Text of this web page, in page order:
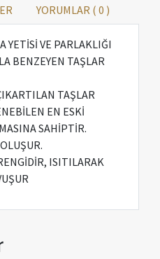
YORUMLAR ( 0 )
YETİSİ VE PARLAKLIĞI
BENZEYEN TAŞLAR
TAŞLAR
EN ESKİ
SAHİPTİR.
ISITILARAK